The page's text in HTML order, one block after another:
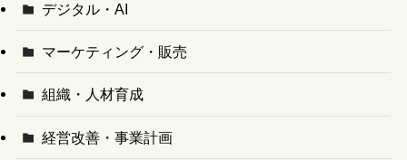
デジタル・AI
マーケティング・販売
組織・人材育成
経営改善・事業計画